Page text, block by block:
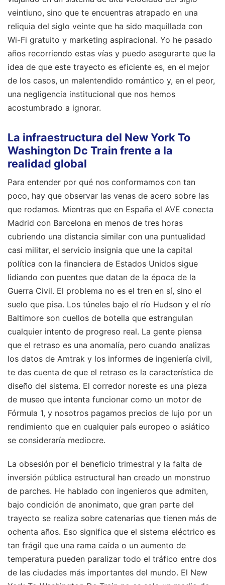
veintiuno, sino que te encuentras atrapado en una
reliquia del siglo veinte que ha sido maquillada con
Wi-Fi gratuito y marketing aspiracional. Yo he pasado
años recorriendo estas vías y puedo asegurarte que la
idea de que este trayecto es eficiente es, en el mejor
de los casos, un malentendido romántico y, en el peor,
una negligencia institucional que nos hemos
acostumbrado a ignorar.
La infraestructura del New York To
Washington Dc Train frente a la
realidad global
Para entender por qué nos conformamos con tan
poco, hay que observar las venas de acero sobre las
que rodamos. Mientras que en España el AVE conecta
Madrid con Barcelona en menos de tres horas
cubriendo una distancia similar con una puntualidad
casi militar, el servicio insignia que une la capital
política con la financiera de Estados Unidos sigue
lidiando con puentes que datan de la época de la
Guerra Civil. El problema no es el tren en sí, sino el
suelo que pisa. Los túneles bajo el río Hudson y el río
Baltimore son cuellos de botella que estrangulan
cualquier intento de progreso real. La gente piensa
que el retraso es una anomalía, pero cuando analizas
los datos de Amtrak y los informes de ingeniería civil,
te das cuenta de que el retraso es la característica de
diseño del sistema. El corredor noreste es una pieza
de museo que intenta funcionar como un motor de
Fórmula 1, y nosotros pagamos precios de lujo por un
rendimiento que en cualquier país europeo o asiático
se consideraría mediocre.
La obsesión por el beneficio trimestral y la falta de
inversión pública estructural han creado un monstruo
de parches. He hablado con ingenieros que admiten,
bajo condición de anonimato, que gran parte del
trayecto se realiza sobre catenarias que tienen más de
ochenta años. Eso significa que el sistema eléctrico es
tan frágil que una rama caída o un aumento de
temperatura pueden paralizar todo el tráfico entre dos
de las ciudades más importantes del mundo. El New